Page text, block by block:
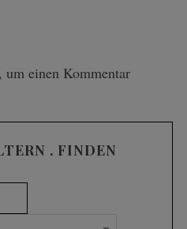
einen Kommentar
. FINDEN